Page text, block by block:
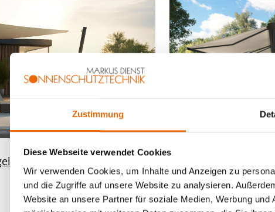
Zustimmung
Diese Webseite verwendet Cookies
Wir verwenden Cookies, um Inhalte und Anzeigen zu
und die Zugriffe auf unsere Website zu analysieren.
Website an unsere Partner für soziale Medien, Werbung
Sonea S70 Kassetten-Markisen